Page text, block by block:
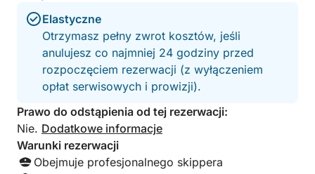
Elastyczne
Otrzymasz pełny zwrot kosztów, jeśli
anulujesz co najmniej 24 godziny przed
rozpoczęciem rezerwacji (z wyłączeniem
opłat serwisowych i prowizji).
Prawo do odstąpienia od tej rezerwacji:
Nie. Dodatkowe informacje
Warunki rezerwacji
Obejmuje profesjonalnego skippera